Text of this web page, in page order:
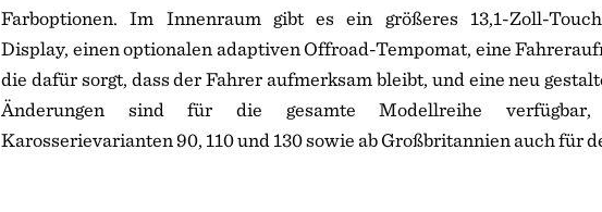
Farboptionen. Im Innenraum gibt es ein größeres 13,1-Zoll-
Display, einen optionalen adaptiven Offroad-Tempomat, eine
die dafür sorgt, dass der Fahrer aufmerksam bleibt, und eine neu
Änderungen sind für die gesamte Modellreihe
Karosserievarianten 90, 110 und 130 sowie ab Großbritannien auch für